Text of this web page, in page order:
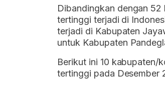
Dibandingkan dengan
tertinggi terjadi di
terjadi di Kabupaten
untuk Kabupaten
Berikut ini 10 kabupaten/
tertinggi pada Desember